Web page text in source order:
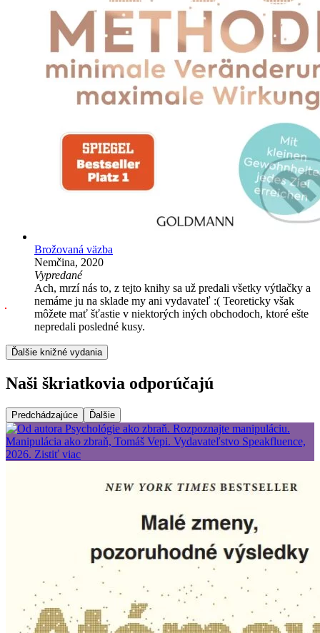
Brožovaná väzba
Nemčina, 2020
Vypredané
Ach, mrzí nás to, z tejto knihy sa už predali všetky výtlačky a
nemáme ju na sklade my ani vydavateľ :( Teoreticky však
môžete mať šťastie v niektorých iných obchodoch, ktoré ešte
nepredali posledné kusy.
Ďalšie knižné vydania
Naši škriatkovia odporúčajú
Predchádzajúce Ďalšie